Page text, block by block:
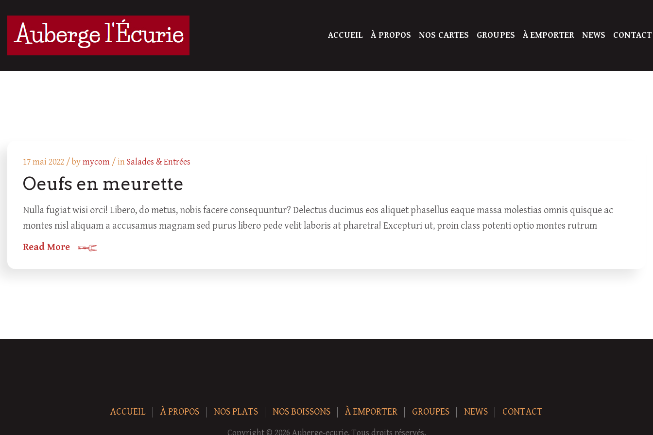
ACCUEIL À PROPOS NOS CARTES GROUPES À EMPORTER NEWS CONTACT
17 mai 2022 /bymycom / inSalades & Entrées
Oeufs en meurette
Nulla fugiat wisi orci! Libero, do metus, nobis facere consequuntur? Delectus ducimus eos aliquet phasellus eaque massa molestias omnis quisque ac
montes nisl aliquam a accusamus magnam sed purus libero pede velit laboris at pharetra! Excepturi ut, proin class potenti optio montes rutrum
Read More
ACCUEIL À PROPOS NOS PLATS NOS BOISSONS À EMPORTER GROUPES NEWS CONTACT
Copyright © 2026 Auberge-ecurie. Tous droits réservés.